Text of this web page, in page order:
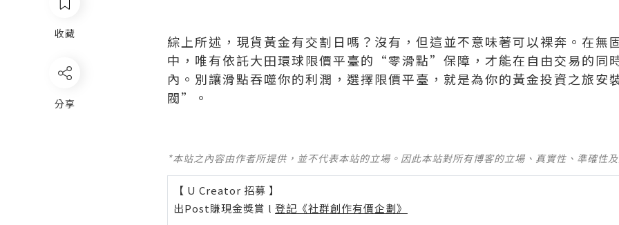
收藏
分享
綜上所述，現貨黃金有交割日嗎？沒有，但這並不意味著可以裸奔。在無
中，唯有依託大田環球限價平臺的“零滑點”保障，才能在自由交易的同
內。別讓滑點吞噬你的利潤，選擇限價平臺，就是為你的黃金投資之旅
閥”。
*本站之內容由作者所提供，並不代表本站的立場。因此本站對所有博客的立場、真實性、準確性
【 U Creator 招募 】
出Post賺現金獎賞 l 登記《社群創作有價企劃》